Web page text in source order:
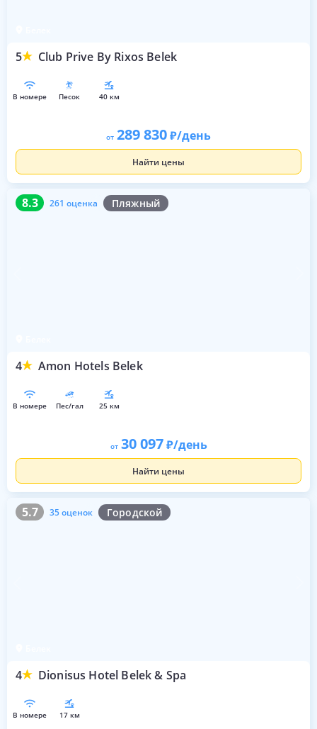
5 Club Prive By Rixos Belek
в номере песок 40 км
от 289 830 /день
Найти цены
8.3 261 оценка Пляжный
4 Amon Hotels Belek
8.3 261 оценка
в номере пес/гал 25 км
от 30 097 /день
Найти цены
5.7 35 оценок Городской
4 Dionisus Hotel Belek & Spa
5.7 35 оценок
в номере 17 км